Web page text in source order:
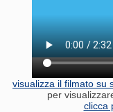
visualizza il filmato su
per
clicca